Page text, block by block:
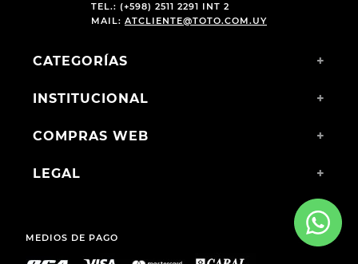
TEL.: (+598) 2511 2291 INT 2
MAIL: ATCLIENTE@TOTO.COM.UY
CATEGORÍAS +
INSTITUCIONAL +
COMPRAS WEB +
LEGAL +
MEDIOS DE PAGO